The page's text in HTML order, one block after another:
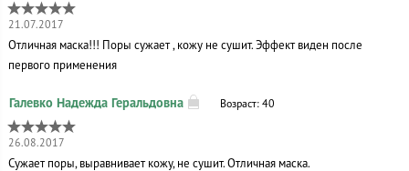
21.07.2017
Отличная маска!!! Поры сужает , кожу не сушит. Эффект виден после
первого применения
Возраст: 40
26.08.2017
Сужает поры, выравнивает кожу, не сушит. Отличная маска.